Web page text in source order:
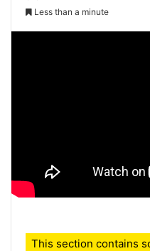
Less than a minute
This section contains